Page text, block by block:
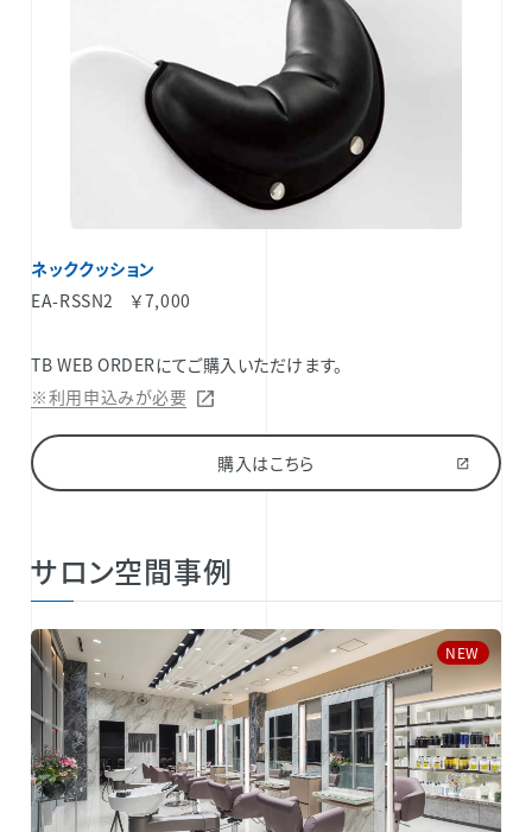
ネッククッション
EA-RSSN2 ￥7,000
TB WEB ORDERにてご購入いただけます。
※利用申込みが必要
購入はこちら
サロン空間事例
NEW